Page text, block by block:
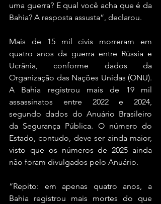
uma guerra? E qual você acha que é da
Bahia? A resposta assusta”, declarou.
Mais de 15 mil civis morreram em
quatro anos da guerra entre Rússia e
Ucrânia, conforme dados da
Organização das Nações Unidas (ONU).
A Bahia registrou mais de 19 mil
assassinatos entre 2022 e 2024,
segundo dados do Anuário Brasileiro
da Segurança Pública. O número do
Estado, contudo, deve ser ainda maior,
visto que os números de 2025 ainda
não foram divulgados pelo Anuário.
“Repito: em apenas quatro anos, a
Bahia registrou mais mortes do que